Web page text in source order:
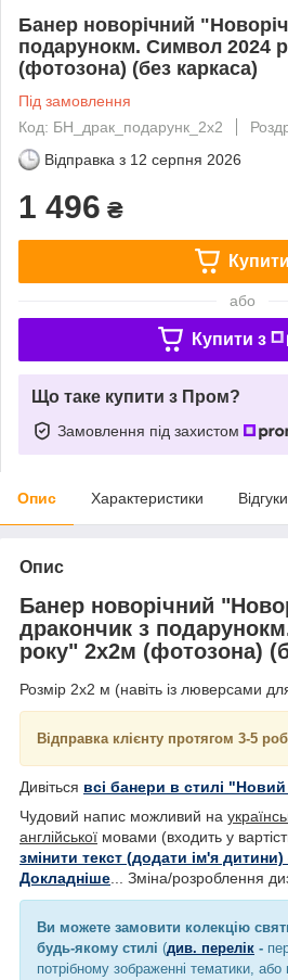
Банер новорічний
подарунокм. Символ 2024
(фотозона) (без каркаса)
Під замовлення
Код: БН_драк_подарунк_2х2
Відправка з 12 серпня 2026
1 496 ₴
Купити
або
Купити з
Що таке купити з Пром?
Замовлення під захистом
Опис Характеристики
Опис
Банер новорічний
дракончик з
року" 2х2м (фотозона)
Розмір 2х2 м (навіть із люверсами
Відправка клієнту протягом 3-5
Дивіться всі банери в стилі "Новий
Чудовий напис можливий на
англійської мовами (входить у
змінити текст (додати ім'я
Докладніше... Зміна/розроблення
Ви можете замовити колекцію
будь-якому стилі (див. перелік -
потрібному зображенні тематики, або